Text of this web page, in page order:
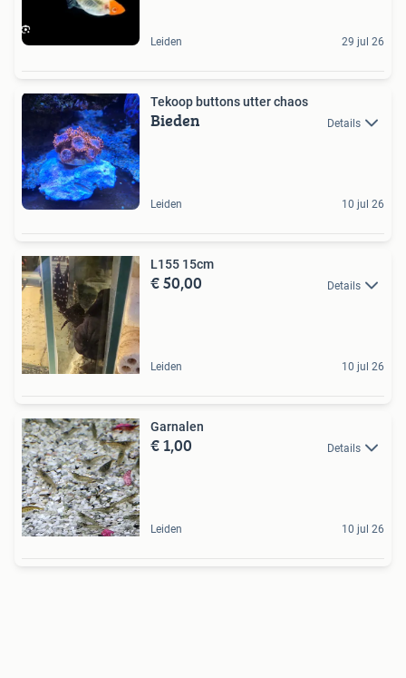
Leiden 29 jul 26
Tekoop buttons utter chaos
Bieden Details
Leiden 10 jul 26
L155 15cm
€ 50,00 Details
Leiden 10 jul 26
Garnalen
€ 1,00 Details
Leiden 10 jul 26